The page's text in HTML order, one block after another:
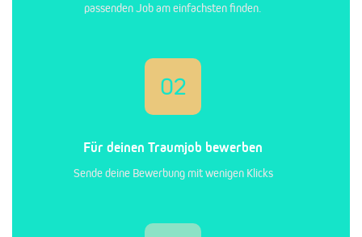
passenden Job am einfachsten finden.
02
Für deinen Traumjob bewerben
Sende deine Bewerbung mit wenigen Klicks